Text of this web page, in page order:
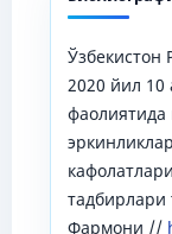
Ўзбекистон
2020 йил 10
фаолиятида
тадбирлари
Фармони //